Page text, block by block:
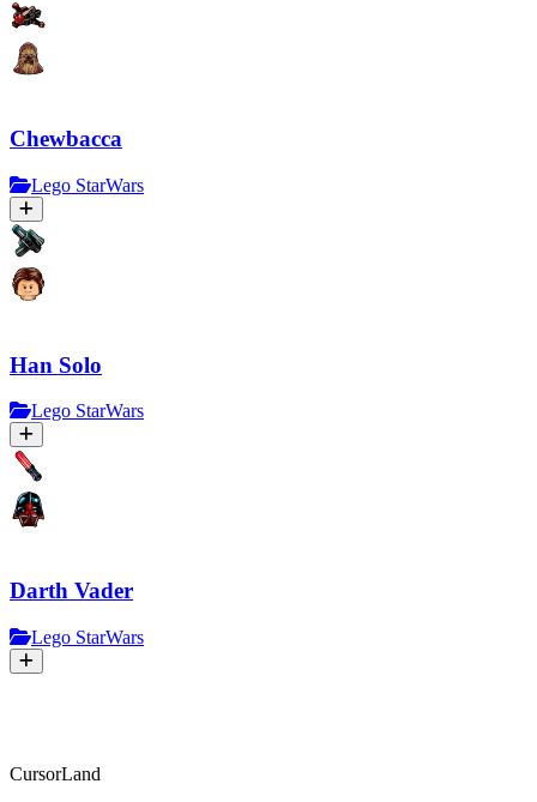
Chewbacca
Lego StarWars
Han Solo
Lego StarWars
Darth Vader
Lego StarWars
CursorLand